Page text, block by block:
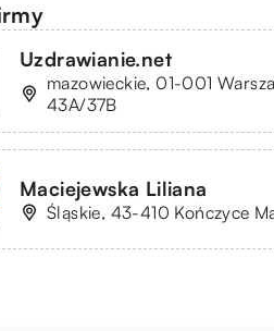
Uzdrawianie.net
mazowieckie, 01-001
43A/37B
Maciejewska Liliana
Śląskie, 43-410 Kończyce